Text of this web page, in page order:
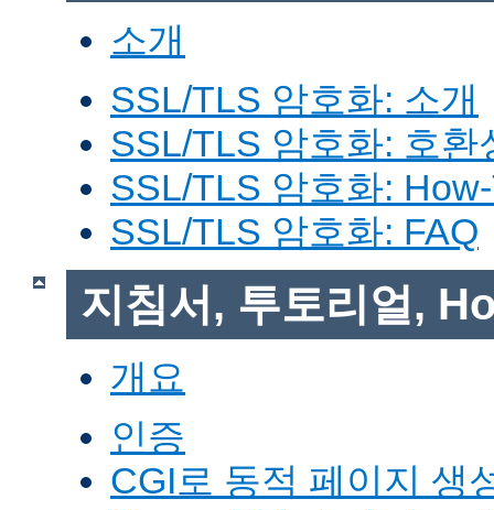
소개
SSL/TLS 암호화: 소개
SSL/TLS 암호화: 호환
SSL/TLS 암호화:
SSL/TLS 암호화: FAQ
지침서, 투토리얼,
개요
인증
CGI로 동적 페이지 생